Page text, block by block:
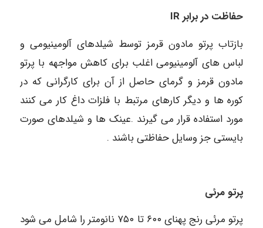
حفاظت در برابر IR
بازتاب پرتو مادون قرمز توسط شیلدهای آلومینیومی و
لباس های آلومینیومی اغلب برای کاهش مواجهه با پرتو
مادون قرمز و گرمای حاصل از آن برای کارگرانی که در
کوره ها و دیگر کارهای مرتبط با فلزات داغ کار می کنند
مورد استفاده قرار می گیرند .عینک ها و شیلدهای صورت
بایستی جز وسایل حفاظتی باشند .
پرتو مرئی
پرتو مرئی رنج پهنای ۶۰۰ تا ۷۵۰ نانومتر را شامل می شود